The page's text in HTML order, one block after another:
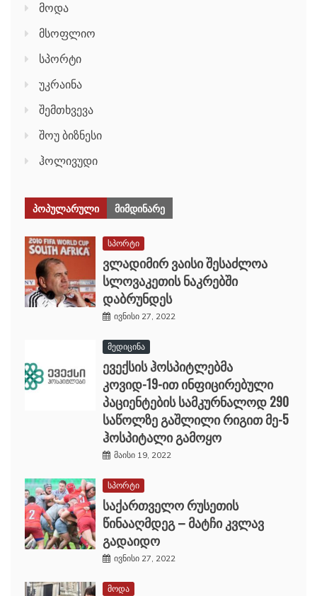
მოდა
მსოფლიო
სპორტი
უკრაინა
შემთხვევა
შოუ ბიზნესი
ჰოლივუდი
ᲞᲝᲞᲣᲚᲐᲠᲣᲚᲘ ᲛᲘᲛᲓᲘᲜᲐᲠᲔ
სპორტი
ვლადიმირ ვაისი შესაძლოა
სლოვაკეთის ნაკრებში
დაბრუნდეს
ივნისი 27, 2022
მედიცინა
ევექსის ჰოსპიტლებმა
კოვიდ-19-ით ინფიცირებული
პაციენტების სამკურნალოდ 290
საწოლზე გაშლილი რიგით მე-5
ჰოსპიტალი გამოყო
მაისი 19, 2022
სპორტი
საქართველო რუსეთის
წინააღმდეგ – მატჩი კვლავ
გადაიდო
ივნისი 27, 2022
მოდა